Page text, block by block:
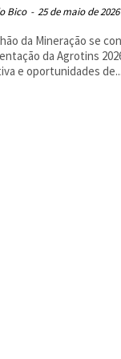
Bico - 25 de maio de 2026
da Mineração se
da Agrotins
e oportunidades de...